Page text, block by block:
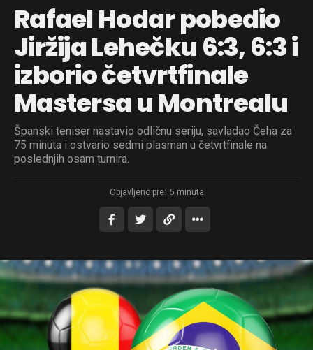
Rafael Hodar pobedio
Jiržija Lehečku 6:3, 6:3 i
izborio četvrtfinale
Mastersa u Montrealu
Španski teniser nastavio odličnu seriju, savladao Čeha za
75 minuta i ostvario sedmi plasman u četvrtfinale na
poslednjih osam turnira.
Objavljeno pre: 5 minuta